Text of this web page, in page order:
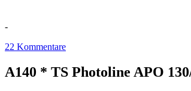
-
22 Kommentare
A140 * TS Photoline APO